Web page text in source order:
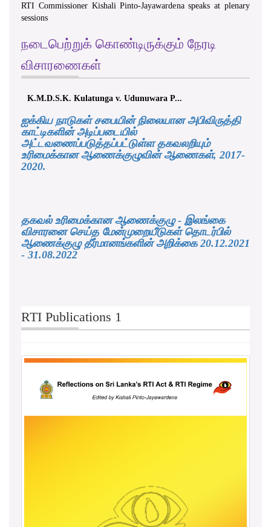
RTI Commissioner Kishali Pinto-Jayawardena speaks at plenary
sessions
நடைபெற்றுக் கொண்டிருக்கும் நேரடி
விசாரணைகள்
Airline Pilots’ Guild v. Sri
v. Udunuwara P...
ஐக்கிய நாடுகள் சபையின் நிலையான அபிவிருத்தி
காட்டிகளின் அடிப்படையில்
அட்டவணைப்படுத்தப்பட்டுள்ள தகவலறியும்
உரிமைக்கான ஆணைக்குழுவின் ஆணைகள், 2017-
2020.
தகவல் உரிமைக்கான ஆணைக்குழு - இலங்கை
விசாரனை செய்த மேன்முறையீடுகள் தொடர்பில்
ஆணைக்குழு தீர்மானங்களின் அறிக்கை 20.12.2021
- 31.08.2022
RTI Publications 1